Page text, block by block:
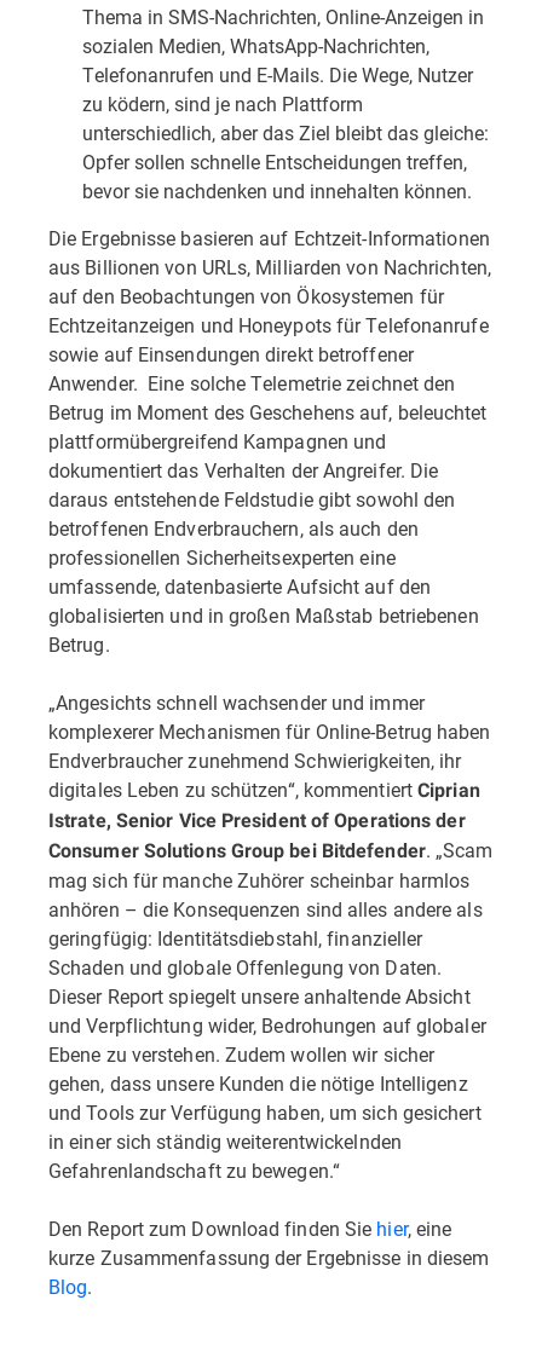
Thema in SMS-Nachrichten, Online-Anzeigen in
sozialen Medien, WhatsApp-Nachrichten,
Telefonanrufen und E-Mails. Die Wege, Nutzer
zu ködern, sind je nach Plattform
unterschiedlich, aber das Ziel bleibt das gleiche:
Opfer sollen schnelle Entscheidungen treffen,
bevor sie nachdenken und innehalten können.
Die Ergebnisse basieren auf Echtzeit-Informationen
aus Billionen von URLs, Milliarden von Nachrichten,
auf den Beobachtungen von Ökosystemen für
Echtzeitanzeigen und Honeypots für Telefonanrufe
sowie auf Einsendungen direkt betroffener
Anwender. Eine solche Telemetrie zeichnet den
Betrug im Moment des Geschehens auf, beleuchtet
plattformübergreifend Kampagnen und
dokumentiert das Verhalten der Angreifer. Die
daraus entstehende Feldstudie gibt sowohl den
betroffenen Endverbrauchern, als auch den
professionellen Sicherheitsexperten eine
umfassende, datenbasierte Aufsicht auf den
globalisierten und in großen Maßstab betriebenen
Betrug.
„Angesichts schnell wachsender und immer
komplexerer Mechanismen für Online-Betrug haben
Endverbraucher zunehmend Schwierigkeiten, ihr
digitales Leben zu schützen“, kommentiertCiprian
Istrate, Senior Vice President of Operations der
Consumer Solutions Group bei Bitdefender. „Scam
mag sich für manche Zuhörer scheinbar harmlos
anhören – die Konsequenzen sind alles andere als
geringfügig: Identitätsdiebstahl, finanzieller
Schaden und globale Offenlegung von Daten.
Dieser Report spiegelt unsere anhaltende Absicht
und Verpflichtung wider, Bedrohungen auf globaler
Ebene zu verstehen. Zudem wollen wir sicher
gehen, dass unsere Kunden die nötige Intelligenz
und Tools zur Verfügung haben, um sich gesichert
in einer sich ständig weiterentwickelnden
Gefahrenlandschaft zu bewegen.“
Den Report zum Download finden Sie hier, eine
kurze Zusammenfassung der Ergebnisse in diesem
Blog.